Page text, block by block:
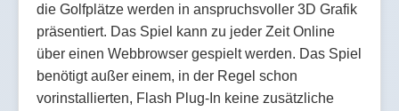
die Golfplätze werden in anspruchsvoller 3D Grafik
präsentiert. Das Spiel kann zu jeder Zeit Online
über einen Webbrowser gespielt werden. Das Spiel
benötigt außer einem, in der Regel schon
vorinstallierten, Flash Plug-In keine zusätzliche